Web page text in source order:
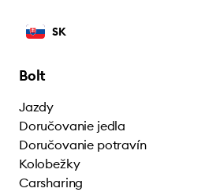
SK
Bolt
Jazdy
Doručovanie jedla
Doručovanie potravín
Kolobežky
Carsharing